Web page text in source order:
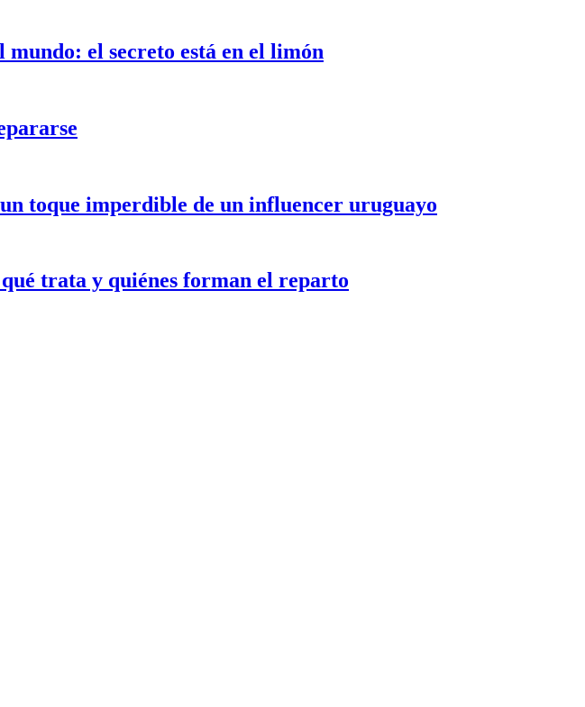
el secreto está en el limón
toque imperdible de un influencer uruguayo
trata y quiénes forman el reparto